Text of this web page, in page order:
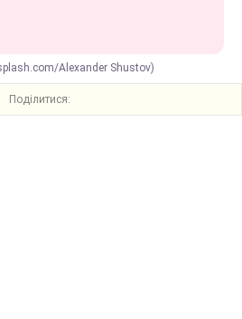
Alexander Shustov)
Поділитися: